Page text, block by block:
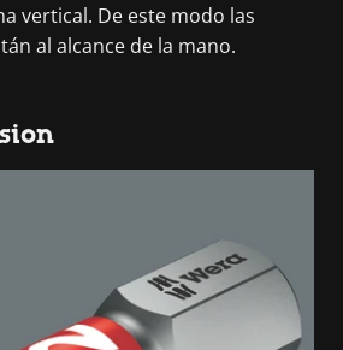
vertical. De este modo las
al alcance de la mano.